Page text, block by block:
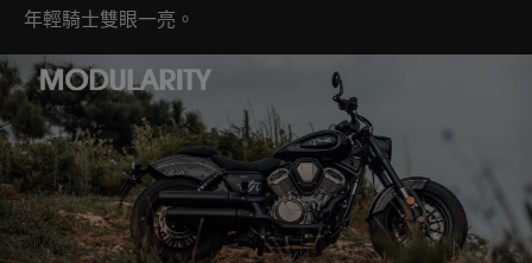
年輕騎士雙眼一亮。